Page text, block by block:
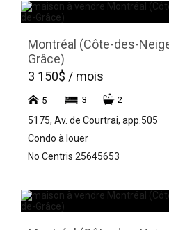
Montréal (Côte-des-
Grâce)
3 150$ / mois
5 3 2
5175, Av. de Courtrai, app.505
Condo à louer
No Centris 25645653